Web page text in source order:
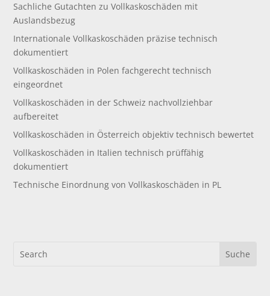
Sachliche Gutachten zu Vollkaskoschäden mit
Auslandsbezug
Internationale Vollkaskoschäden präzise technisch
dokumentiert
Vollkaskoschäden in Polen fachgerecht technisch
eingeordnet
Vollkaskoschäden in der Schweiz nachvollziehbar
aufbereitet
Vollkaskoschäden in Österreich objektiv technisch bewertet
Vollkaskoschäden in Italien technisch prüffähig
dokumentiert
Technische Einordnung von Vollkaskoschäden in PL